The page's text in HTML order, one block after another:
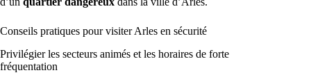
Conseils pratiques pour visiter Arles en sécurité
Privilégier les secteurs animés et les horaires de forte
fréquentation